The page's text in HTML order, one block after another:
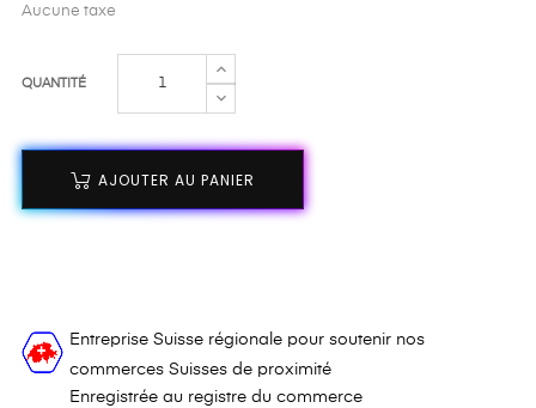
Aucune taxe
QUANTITÉ
AJOUTER AU PANIER
Entreprise Suisse régionale pour soutenir nos
commerces Suisses de proximité
Enregistrée au registre du commerce